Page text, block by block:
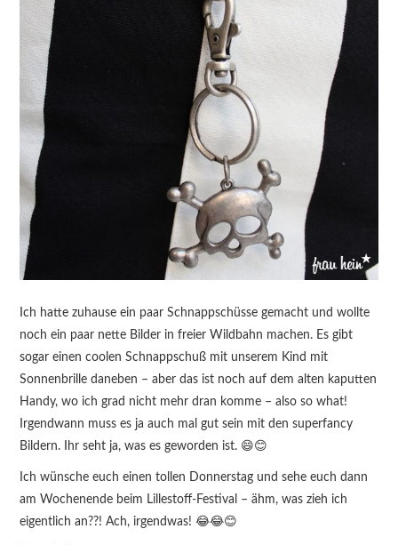
Ich hatte zuhause ein paar Schnappschüsse gemacht und wollte
noch ein paar nette Bilder in freier Wildbahn machen. Es gibt
sogar einen coolen Schnappschuß mit unserem Kind mit
Sonnenbrille daneben – aber das ist noch auf dem alten kaputten
Handy, wo ich grad nicht mehr dran komme – also so what!
Irgendwann muss es ja auch mal gut sein mit den superfancy
Bildern. Ihr seht ja, was es geworden ist. 😄😊
Ich wünsche euch einen tollen Donnerstag und sehe euch dann
am Wochenende beim Lillestoff-Festival – ähm, was zieh ich
eigentlich an??! Ach, irgendwas! 😂😂😊